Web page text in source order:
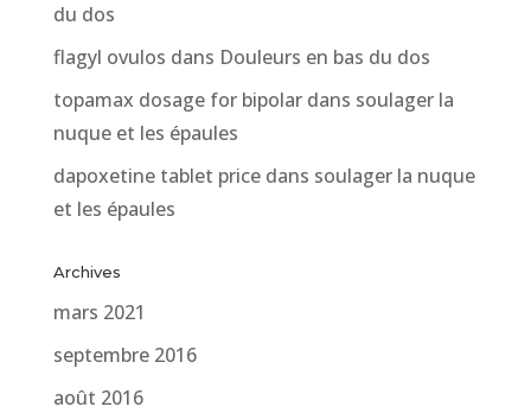
du dos
flagyl ovulos dans Douleurs en bas du dos
topamax dosage for bipolardans soulager la
nuque et les épaules
dapoxetine tablet pricedans soulager la nuque
et les épaules
Archives
mars 2021
septembre 2016
août 2016